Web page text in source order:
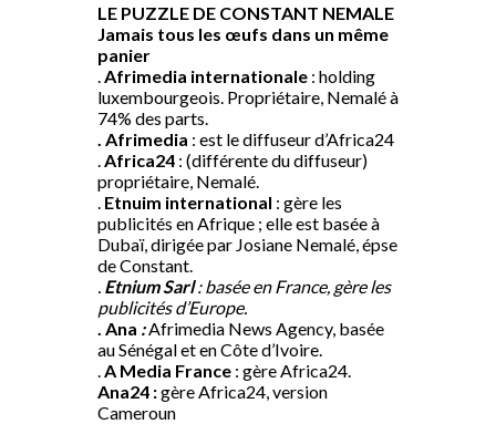
LE PUZZLE DE CONSTANT NEMALE
Jamais tous les œufs dans un même
panier
.Afrimedia internationale : holding
luxembourgeois. Propriétaire, Nemalé à
74% des parts.
. Afrimedia : est le diffuseur d’Africa24
.Africa24 : (différente du diffuseur)
propriétaire, Nemalé.
. Etnuim international : gère les
publicités en Afrique ; elle est basée à
Dubaï, dirigée par Josiane Nemalé, épse
de Constant.
. Etnium Sarl: basée en France, gère les
publicités d’Europe.
. Ana :Afrimedia News Agency, basée
au Sénégal et en Côte d’Ivoire.
.A Media France : gère Africa24.
Ana24 :gère Africa24, version
Cameroun